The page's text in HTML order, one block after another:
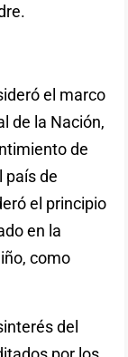
el marco
de la Nación,
de
país de
el principio
en la
como
del